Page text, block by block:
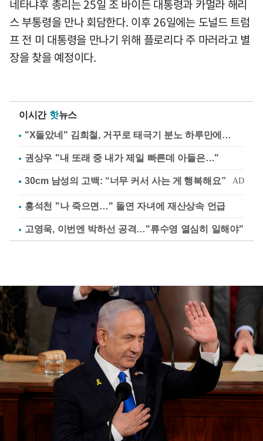
네타냐후 총리는 25일 조 바이든 대통령과 카멀라 해리
스 부통령을 만나 회담한다. 이후 26일에는 도널드 트럼
프 전 미 대통령을 만나기 위해 플로리다 주 마러라고 별
장을 찾을 예정이다.
이시간 핫뉴스
"X돌았네" 김희철, 거꾸로 태극기 분노 하루만에…
권상우 "내 또래 중 내가 제일 빠른데 아들은…"
홍석천 "나 죽으면…" 돌연 자녀에 재산상속 언급
고영욱, 이번엔 박하선 공격…"류수영 열심히 일해야"